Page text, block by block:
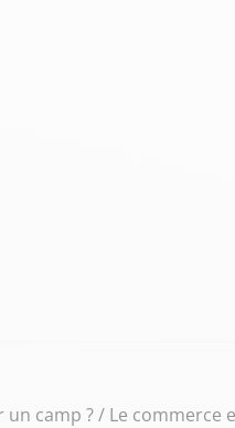
camp ? / Le commerce